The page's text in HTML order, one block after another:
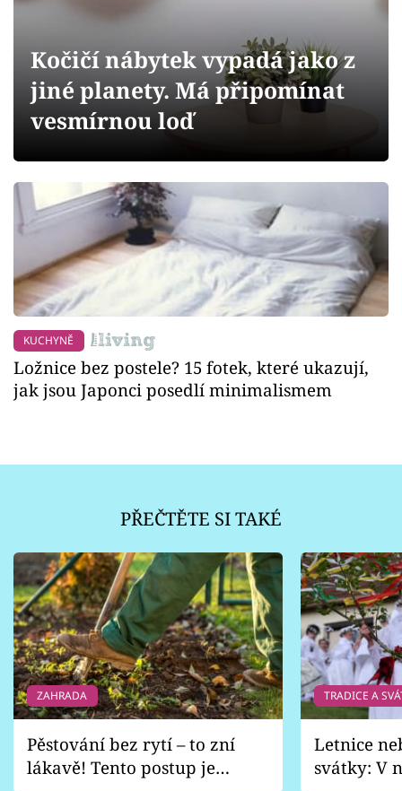
Přihlášení
Sledujte nás
Kočičí nábytek vypadá jako z
jiné planety. Má připomínat
vesmírnou loď
KUCHYNĚ
Ložnice bez postele? 15 fotek, které ukazují,
jak jsou Japonci posedlí minimalismem
PŘEČTĚTE SI TAKÉ
ZAHRADA
Pěstování bez rytí – to zní
lákavě! Tento postup je
TRADICE A
Letnice
svátky: V